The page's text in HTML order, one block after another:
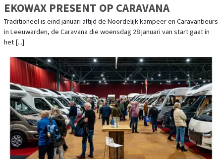
EKOWAX PRESENT OP CARAVANA
Traditioneel is eind januari altijd de Noordelijk kampeer en Caravanbeurs
in Leeuwarden, de Caravana die woensdag 28 januari van start gaat in
het [...]